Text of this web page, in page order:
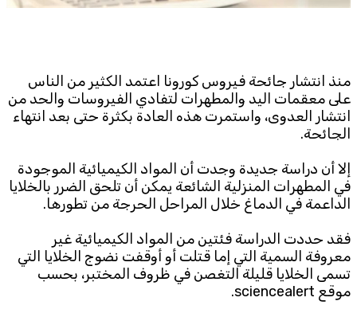
Terms Of Use
Cookies Policy
Subscribe to the newsletter
منذ انتشار جائحة فيروس كورونا اعتمد الكثير من الناس
على معقمات اليد والمطهرات لتفادي الفيروسات والحد من
انتشار العدوى، واستمرت هذه العادة بكثرة حتى بعد انتهاء
الجائحة.
إلا أن دراسة جديدة وجدت أن المواد الكيميائية الموجودة
في المطهرات المنزلية الشائعة يمكن أن تلحق الضرر بالخلايا
الداعمة في الدماغ خلال المراحل الحرجة من تطورها.
فقد حددت الدراسة فئتين من المواد الكيميائية غير
معروفة السمية التي إما قتلت أو أوقفت نضوج الخلايا التي
تسمى الخلايا قليلة التغصن في ظروف المختبر، بحسب
موقع sciencealert.